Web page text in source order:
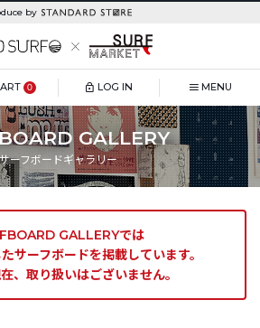
by
0 LOG IN MENU
GALLERY
ーフボードギャラリー
GALLERYでは
サーフボードを掲載しています。
、取り扱いはございません。